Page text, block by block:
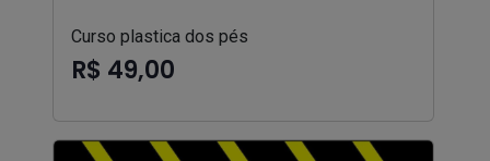
Curso plastica dos pés
R$ 49,00